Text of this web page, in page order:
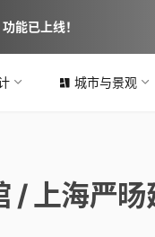
城市与景观
/ 上海严
能已上线！